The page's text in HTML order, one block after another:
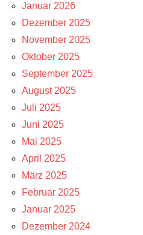
Januar 2026
Dezember 2025
November 2025
Oktober 2025
September 2025
August 2025
Juli 2025
Juni 2025
Mai 2025
April 2025
März 2025
Februar 2025
Januar 2025
Dezember 2024